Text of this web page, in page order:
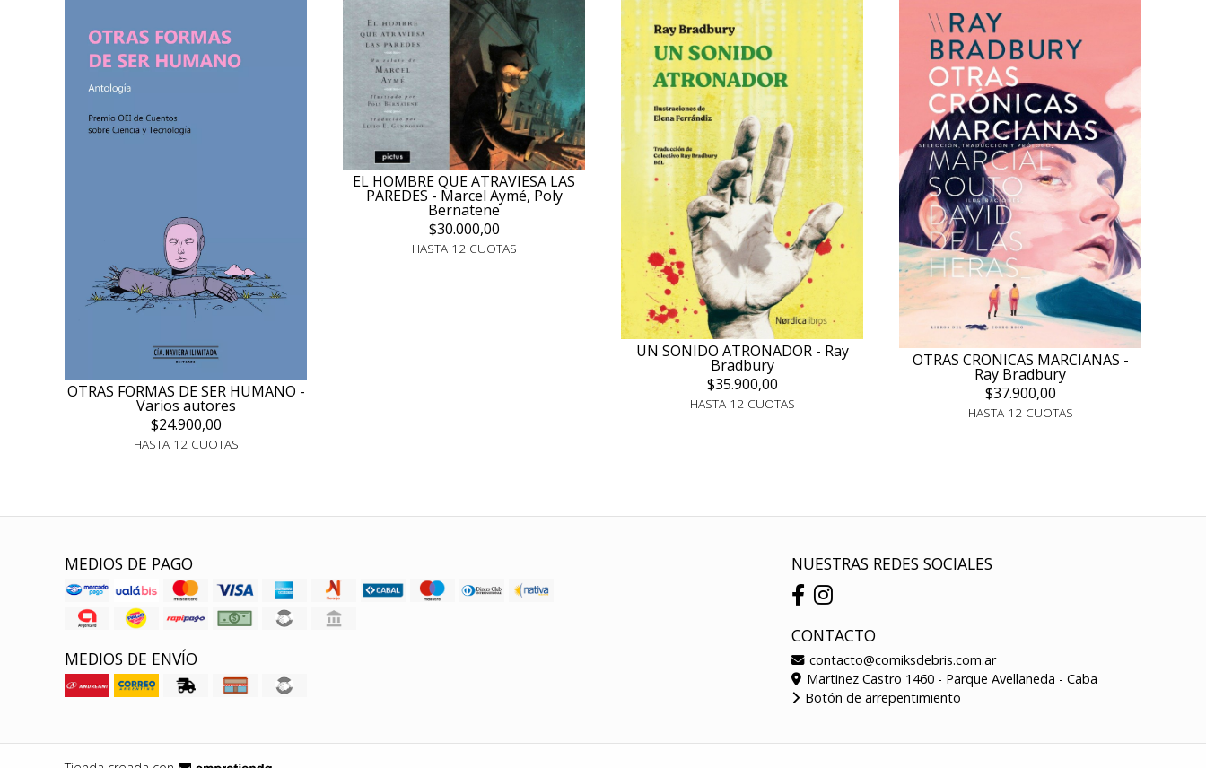
OTRAS FORMAS DE SER HUMANO -
Varios autores
$24.900,00
HASTA 12 CUOTAS
EL HOMBRE QUE ATRAVIESA LAS
PAREDES - Marcel Aymé, Poly
Bernatene
$30.000,00
HASTA 12 CUOTAS
UN SONIDO ATRONADOR - Ray
Bradbury
$35.900,00
HASTA 12 CUOTAS
OTRAS CRONICAS MARCIANAS -
Ray Bradbury
$37.900,00
HASTA 12 CUOTAS
MEDIOS DE PAGO
MEDIOS DE ENVÍO
NUESTRAS REDES SOCIALES
CONTACTO
contacto@comiksdebris.com.ar
Martinez Castro 1460 - Parque Avellaneda - Caba
Botón de arrepentimiento